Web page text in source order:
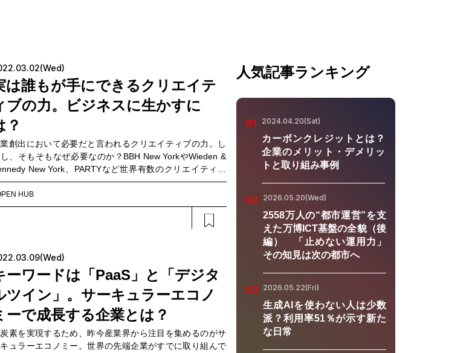
は誰もが手にできるクリエイテ
ブの力。ビジネスに生かすに
？
創出において必要だと言われるクリエイティブの力。し
、そもそもなぜ必要なのか？BBH New YorkやWieden &
New York、PARTYなど世界有数のクリエイティブ
ジェンシーでクリエイティブディレクターを歴任してき
の川村真司さんに、クリエイティブが担う役割に
て伺います。【OPEN HUB Catalyst File】課題の探究か
HUB
ーワードは「PaaS」と「デジタ
ツイン」。サーキュラーエコノ
ーで成長する企業とは？
素を実現するため、昨今産業界から注目を集めるのがサ
ュラーエコノミー。世界の先端企業がすでに取り組んで
人気記事ランキング
01 2024.04.20(Sat)
カーボンクレジットとは？
企業のメリット・デメリッ
トと取り組み事例
02 2026.05.20(Wed)
2558万人の“都市運営”を支
えた万博ICT基盤の全貌（後
編） 「止めない運用力」
その知見は次の都市へ
03 2026.05.22(Fri)
生成AIを使わない人は少数
派？利用率51％が示す新た
な日常